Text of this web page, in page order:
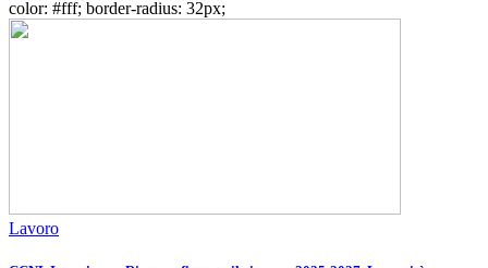
color: #fff; border-radius: 32px;
Lavoro